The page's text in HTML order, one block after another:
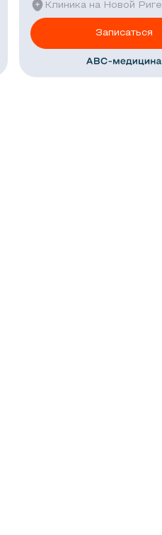
Клиника на Новой Риге
Записаться